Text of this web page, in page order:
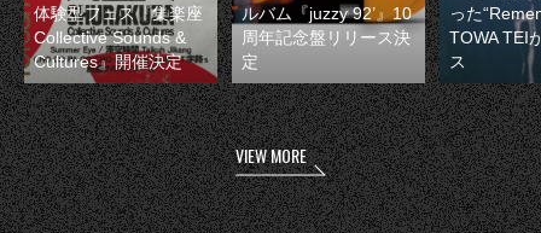
体験型フェス『集楽座
Collective Sounds &
Cultures』開催決定
ルバム『juzzy 92’』10
周年記念盤リリース決
定
った
TOWA TEI
ス
VIEW MORE